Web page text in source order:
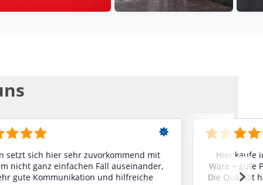
setzt sich hier sehr zuvorkommend mit
nicht ganz einfachen Fall auseinander,
gute Kommunikation und hilfreiche
Hier kaufe
Ware + gute
Die Qualität